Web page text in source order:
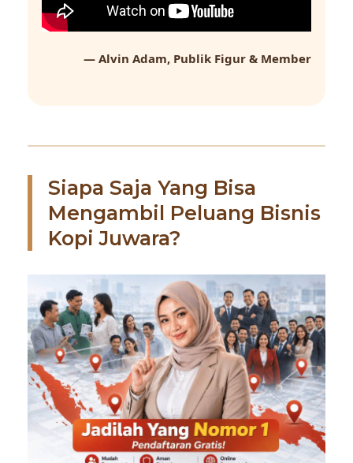
— Alvin Adam, Publik Figur & Member
Siapa Saja Yang Bisa
Mengambil Peluang Bisnis
Kopi Juwara?